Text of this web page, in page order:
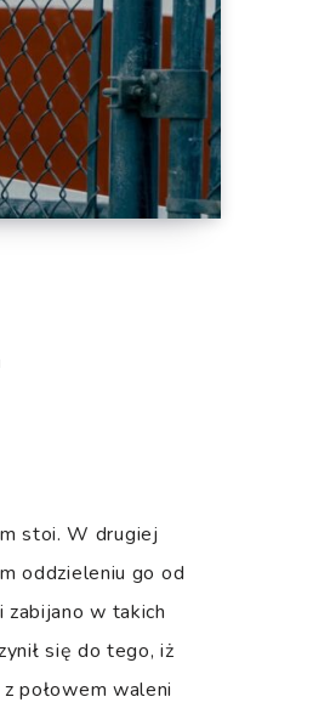
stoi. W drugiej
oddzieleniu go od
w takich
się do tego, iż
połowem waleni